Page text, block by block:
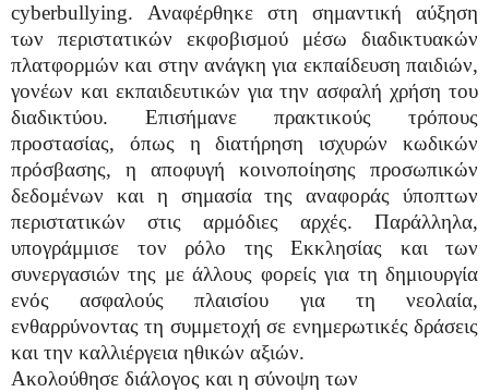
cyberbullying. Αναφέρθηκε στη σημαντική αύξηση
των περιστατικών εκφοβισμού μέσω διαδικτυακών
πλατφορμών και στην ανάγκη για εκπαίδευση παιδιών,
γονέων και εκπαιδευτικών για την ασφαλή χρήση του
διαδικτύου. Επισήμανε πρακτικούς τρόπους
προστασίας, όπως η διατήρηση ισχυρών κωδικών
πρόσβασης, η αποφυγή κοινοποίησης προσωπικών
δεδομένων και η σημασία της αναφοράς ύποπτων
περιστατικών στις αρμόδιες αρχές. Παράλληλα,
υπογράμμισε τον ρόλο της Εκκλησίας και των
συνεργασιών της με άλλους φορείς για τη δημιουργία
ενός ασφαλούς πλαισίου για τη νεολαία,
ενθαρρύνοντας τη συμμετοχή σε ενημερωτικές δράσεις
και την καλλιέργεια ηθικών αξιών.
Ακολούθησε διάλογος και η σύνοψη των